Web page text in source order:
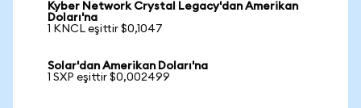
Kyber Network Crystal Legacy'dan Amerikan
Doları'na
1 KNCL eşittir $0,1047
Solar'dan Amerikan Doları'na
1 SXP eşittir $0,002499